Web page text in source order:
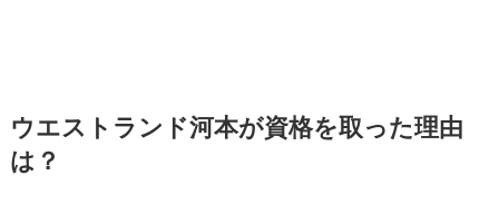
ウエストランド河本が資格を取った理由
は？